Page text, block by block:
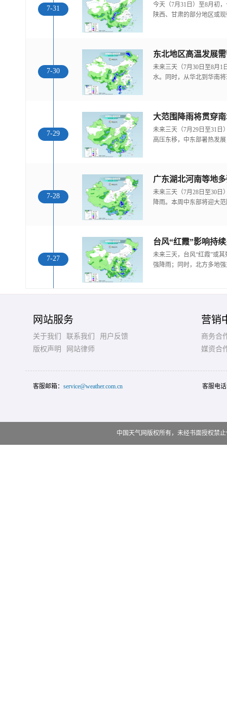
7-31
今天（7月31日）至8月初
陕西、甘肃的部分地区或
7-30
东北地区高温发展
未来三天（7月30日至8月1
水。同时，从华北到华南
7-29
大范围降雨将贯穿
未来三天（7月29日至31日
高压东移，中东部暑热发
7-28
广东湖北河南等地
未来三天（7月28日至30日
降雨。本周中东部将迎大
7-27
未来三天，台风“红霞”或
强降雨；同时，北方多地
网站服务
关于我们 联系我们
用户反馈
版权声明
网站律师
营销
商务合
媒资合
客服邮箱： service@weather.com.cn 客服电
中国天气网版权所有，未经书面授权